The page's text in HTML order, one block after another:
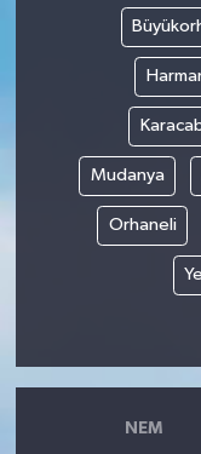
Mudanya
Orhaneli
NEM